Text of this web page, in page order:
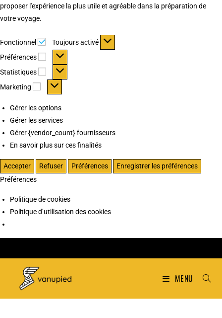
proposer l'expérience la plus utile et agréable dans la préparation de
votre voyage.
Fonctionnel Fonctionnel
Toujours activé
Préférences
Préférences
Statistiques Statistiques
Marketing Marketing
Gérer les options
Gérer les services
Gérer {vendor_count} fournisseurs
En savoir plus sur ces finalités
Accepter Refuser Préférences
Enregistrer les préférences
Préférences
Politique de cookies
Politique d’utilisation des cookies
MENU